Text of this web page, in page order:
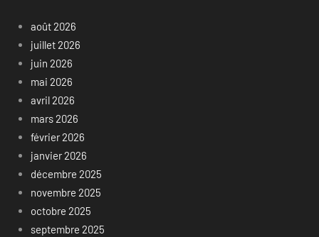
août 2026
juillet 2026
juin 2026
mai 2026
avril 2026
mars 2026
février 2026
janvier 2026
décembre 2025
novembre 2025
octobre 2025
septembre 2025